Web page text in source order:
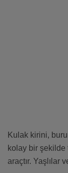
Kulak kirini,
kolay bir şekilde
araçtır. Yaşlılar